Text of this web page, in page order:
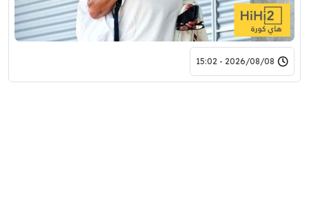
2026/08/08 - 15:02